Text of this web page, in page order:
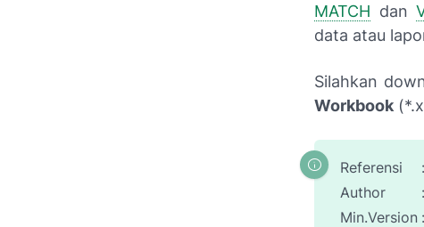
MATCH dan
data atau
Silahkan
Workbook
Referensi :
Author
:
Min.Version :